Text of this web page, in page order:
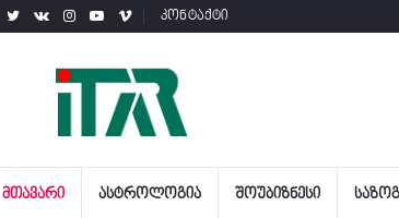
კონტაქტი
ᲛᲗᲐᲕᲐᲠᲘ ᲐᲡᲢᲠᲝᲚᲝᲒᲘᲐ ᲨᲝᲣᲑᲘᲖᲜᲔᲡᲘ